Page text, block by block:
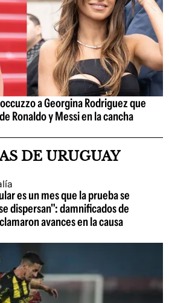
a Georgina Rodriguez que
Ronaldo y Messi en la cancha
DE URUGUAY
es un mes que la prueba se
dispersan": damnificados de
avances en la causa